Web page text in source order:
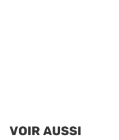
VOIR AUSSI